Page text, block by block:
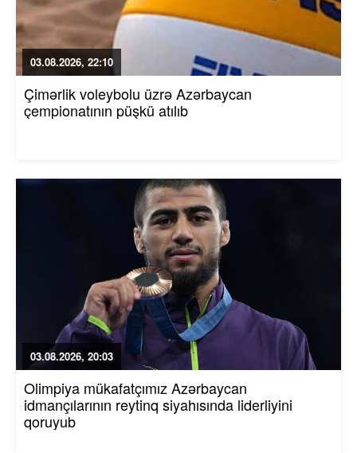
03.08.2026, 22:10
Çimərlik voleybolu üzrə Azərbaycan
çempionatının püşkü atılıb
03.08.2026, 20:03
Olimpiya mükafatçımız Azərbaycan
idmançılarının reytinq siyahısında liderliyini
qoruyub